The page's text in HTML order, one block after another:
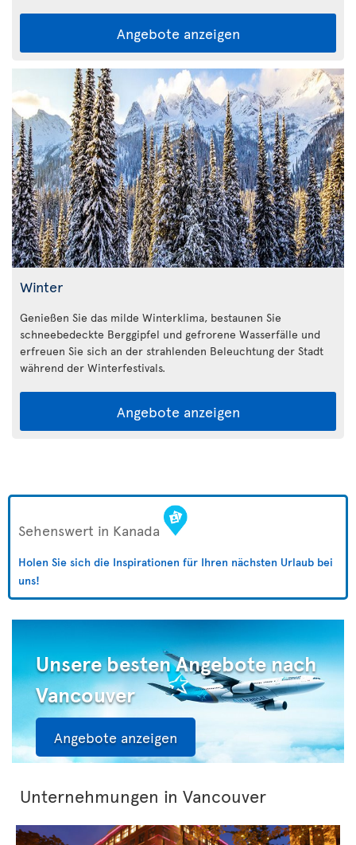
Angebote anzeigen
Winter
Genießen Sie das milde Winterklima, bestaunen Sie
schneebedeckte Berggipfel und gefrorene Wasserfälle und
erfreuen Sie sich an der strahlenden Beleuchtung der Stadt
während der Winterfestivals.
Angebote anzeigen
Sehenswert in Kanada
Holen Sie sich die Inspirationen für Ihren nächsten Urlaub bei
uns!
Unsere besten Angebote nach
Vancouver
Angebote anzeigen
Unternehmungen in Vancouver